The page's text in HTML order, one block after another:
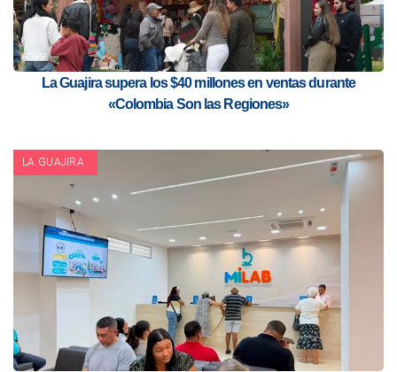
La Guajira supera los $40 millones en ventas durante
«Colombia Son las Regiones»
LA GUAJIRA